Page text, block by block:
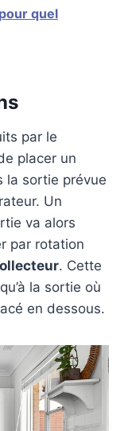
quel
par le
placer un
la sortie prévue
Un
va alors
par rotation
. Cette
la sortie où
en dessous.